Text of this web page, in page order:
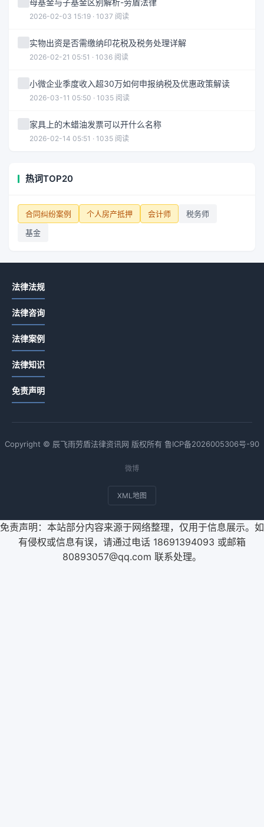
母基金与子基金区别解析-劳盾法律
2026-02-03 15:19 · 1037 阅读
实物出资是否需缴纳印花税及税务处理详解
2026-02-21 05:51 · 1036 阅读
小微企业季度收入超30万如何申报纳税及优惠政策解读
2026-03-11 05:50 · 1035 阅读
家具上的木蜡油发票可以开什么名称
2026-02-14 05:51 · 1035 阅读
热词TOP20
合同纠纷案例 个人房产抵押 会计师
税务师
基金
法律法规
法律咨询
法律案例
法律知识
免责声明
Copyright © 辰飞雨劳盾法律资讯网 版权所有 鲁ICP备2026005306号-90
微博
XML地图
免责声明：本站部分内容来源于网络整理，仅用于信息展示。如
有侵权或信息有误，请通过电话 18691394093 或邮箱
80893057@qq.com 联系处理。